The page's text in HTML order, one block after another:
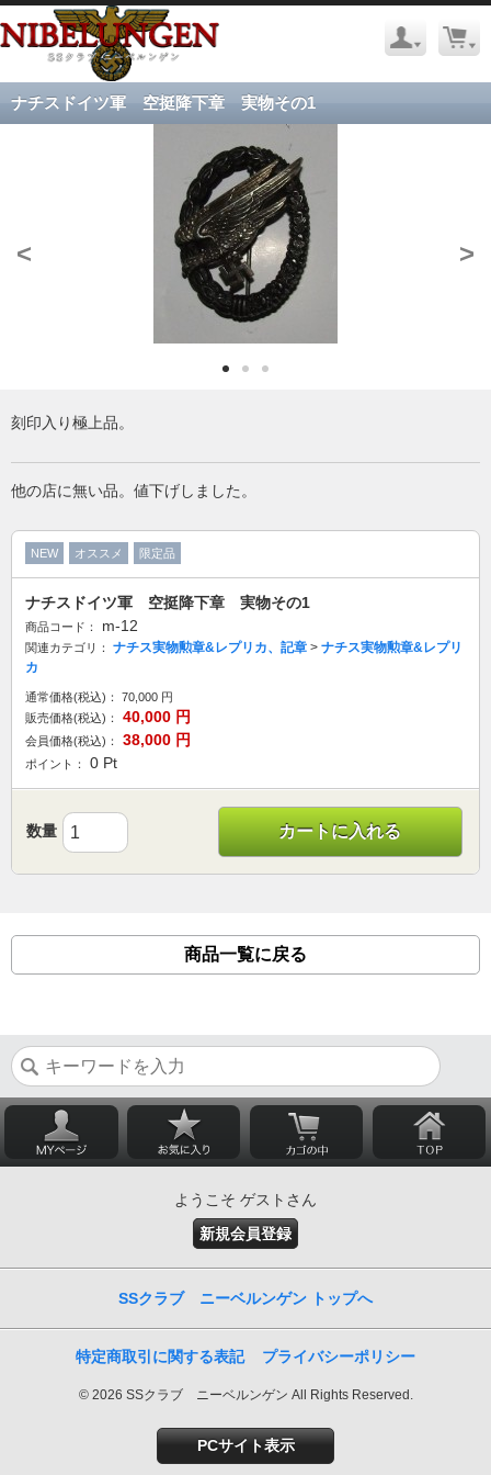
ナチスドイツ軍 空挺降下章 実物その1
< >
刻印入り極上品。
他の店に無い品。値下げしました。
NEW オススメ 限定品
ナチスドイツ軍 空挺降下章 実物その1
商品コード： m-12
関連カテゴリ： ナチス実物勲章&レプリカ、記章 > ナチス実物勲章&レプリ
カ
通常価格(税込)： 70,000 円
販売価格(税込)：
40,000 円
会員価格(税込)： 38,000 円
ポイント： 0 Pt
数量 カートに入れる
商品一覧に戻る
ようこそ ゲストさん
新規会員登録
SSクラブ ニーベルンゲン トップへ
特定商取引に関する表記 プライバシーポリシー
© 2026 SSクラブ ニーベルンゲン All Rights Reserved.
PCサイト表示